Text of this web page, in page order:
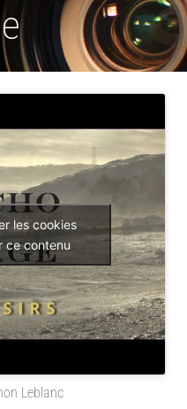
les cookies
ce contenu
Leblanc